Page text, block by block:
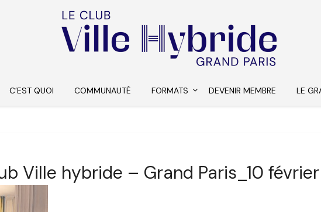
C’EST QUOI COMMUNAUTÉ FORMATS DEVENIR MEMBRE LE
Ville hybride – Grand Paris_10